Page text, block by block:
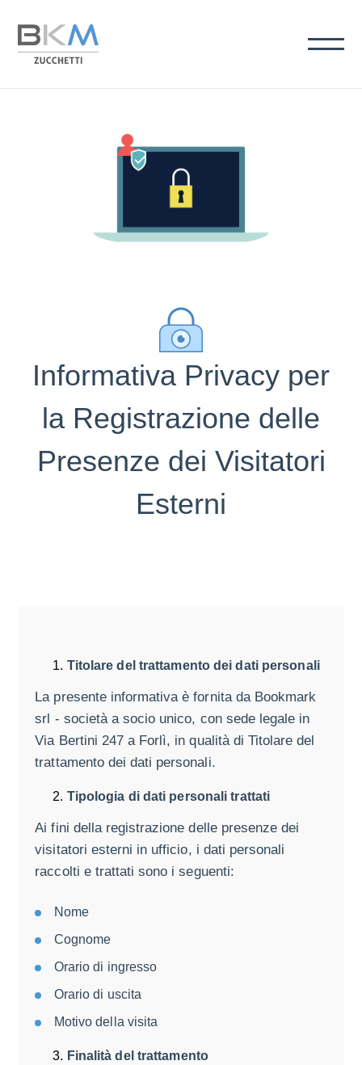
Informativa Privacy per
la Registrazione delle
Presenze dei Visitatori
Esterni
Titolare del trattamento dei dati personali
La presente informativa è fornita da Bookmark
srl - società a socio unico, con sede legale in
Via Bertini 247 a Forlì, in qualità di Titolare del
trattamento dei dati personali.
Tipologia di dati personali trattati
Ai fini della registrazione delle presenze dei
visitatori esterni in ufficio, i dati personali
raccolti e trattati sono i seguenti:
Nome
Cognome
Orario di ingresso
Orario di uscita
Motivo della visita
Finalità del trattamento